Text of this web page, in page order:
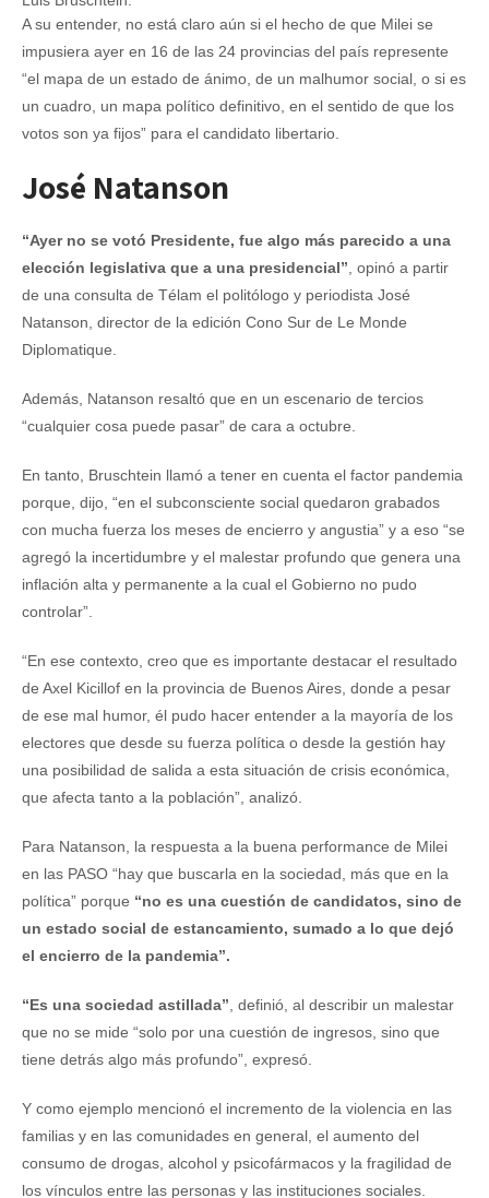
A su entender, no está claro aún si el hecho de que Milei se
impusiera ayer en 16 de las 24 provincias del país represente
“el mapa de un estado de ánimo, de un malhumor social, o si es
un cuadro, un mapa político definitivo, en el sentido de que los
votos son ya fijos” para el candidato libertario.
José Natanson
“Ayer no se votó Presidente, fue algo más parecido a una
elección legislativa que a una presidencial”, opinó a partir
de una consulta de Télam el politólogo y periodista José
Natanson, director de la edición Cono Sur de Le Monde
Diplomatique.
Además, Natanson resaltó que en un escenario de tercios
“cualquier cosa puede pasar” de cara a octubre.
En tanto, Bruschtein llamó a tener en cuenta el factor pandemia
porque, dijo, “en el subconsciente social quedaron grabados
con mucha fuerza los meses de encierro y angustia” y a eso “se
agregó la incertidumbre y el malestar profundo que genera una
inflación alta y permanente a la cual el Gobierno no pudo
controlar”.
“En ese contexto, creo que es importante destacar el resultado
de Axel Kicillof en la provincia de Buenos Aires, donde a pesar
de ese mal humor, él pudo hacer entender a la mayoría de los
electores que desde su fuerza política o desde la gestión hay
una posibilidad de salida a esta situación de crisis económica,
que afecta tanto a la población”, analizó.
Para Natanson, la respuesta a la buena performance de Milei
en las PASO “hay que buscarla en la sociedad, más que en la
política” porque “no es una cuestión de candidatos, sino de
un estado social de estancamiento, sumado a lo que dejó
el encierro de la pandemia”.
“Es una sociedad astillada”, definió, al describir un malestar
que no se mide “solo por una cuestión de ingresos, sino que
tiene detrás algo más profundo”, expresó.
Y como ejemplo mencionó el incremento de la violencia en las
familias y en las comunidades en general, el aumento del
consumo de drogas, alcohol y psicofármacos y la fragilidad de
los vínculos entre las personas y las instituciones sociales.